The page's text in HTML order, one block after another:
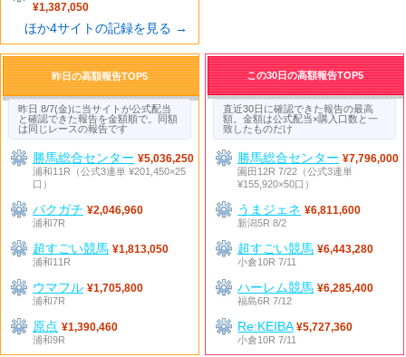
¥1,387,050
ほか4サイトの記録を見る →
昨日の高額報告TOP5
昨日 8/7(金)に当サイトが公式配当
と確認できた報告を金額順で。同額
は同じレースの報告です
勝馬総合センター ¥5,036,250
浦和11R（公式3連単 ¥201,450×25
口）
バクガチ ¥2,046,960
浦和7R
超すごい競馬 ¥1,813,050
浦和11R
ウマフル ¥1,705,800
浦和7R
原点 ¥1,390,460
浦和9R
この30日の高額報告TOP5
直近30日に確認できた報告の最高
額。金額は公式配当×購入口数と一
致したものだけ
勝馬総合センター ¥7,796,000
園田12R 7/22（公式3連単
¥155,920×50口）
うまジェネ ¥6,811,600
新潟5R 8/2
超すごい競馬 ¥6,443,280
小倉10R 7/11
ハーレム競馬 ¥6,285,400
福島6R 7/12
Re:KEIBA ¥5,727,360
小倉10R 7/11